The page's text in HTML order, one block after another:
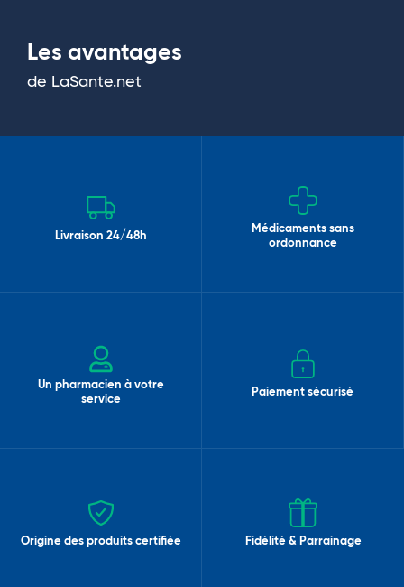
Les avantages
de LaSante.net
Livraison 24/48h
Médicaments sans
ordonnance
Un pharmacien à votre
service
Paiement sécurisé
Origine des produits certifiée Fidélité & Parrainage